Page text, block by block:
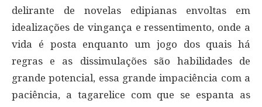
delirante de novelas edipianas envoltas em
idealizações de vingança e ressentimento, onde a
vida é posta enquanto um jogo dos quais há
regras e as dissimulações são habilidades de
grande potencial, essa grande impaciência com a
paciência, a tagarelice com que se espanta as